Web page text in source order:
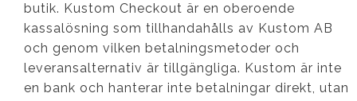
butik. Kustom Checkout är en oberoende
kassalösning som tillhandahålls av Kustom AB
och genom vilken betalningsmetoder och
leveransalternativ är tillgängliga. Kustom är inte
en bank och hanterar inte betalningar direkt, utan